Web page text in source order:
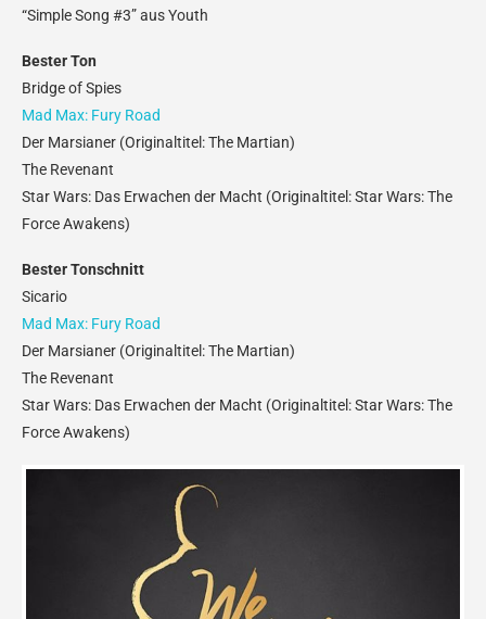
“Simple Song #3” aus Youth
Bester Ton
Bridge of Spies
Mad Max: Fury Road
Der Marsianer (Originaltitel: The Martian)
The Revenant
Star Wars: Das Erwachen der Macht (Originaltitel: Star Wars: The
Force Awakens)
Bester Tonschnitt
Sicario
Mad Max: Fury Road
Der Marsianer (Originaltitel: The Martian)
The Revenant
Star Wars: Das Erwachen der Macht (Originaltitel: Star Wars: The
Force Awakens)